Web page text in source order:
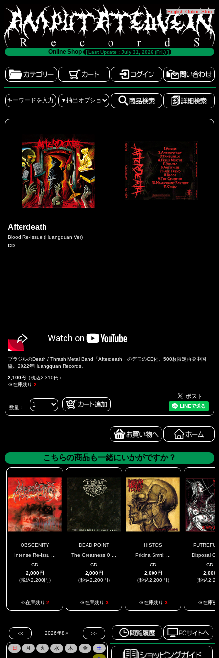
[English Online Store]
Online Shop [ Last Update : July 31, 2026 (Fri.) ]
Afterdeath
Blood Re-Issue (Huangquan Ver)
CD
ブラジルのDeath / Thrash Metal Band「Afterdeath」のデモのCD化。500枚限定再発中国
盤。2022年Huangquan Records。
2,100円 （税込2,310円）
※在庫残り 2
数量：
こちらの商品も一緒にいかがですか？
OBSCENITY
Intense Re-Issu ...
CD
2,000円
（税込2,200円）
※在庫残り 2
DEAD POINT
The Greatness O ...
CD
2,000円
（税込2,200円）
※在庫残り 3
HISTOS
Pricina Smrti: ...
CD
2,000円
（税込2,200円）
※在庫残り 3
Disposal Of
CD-R
2,000
（税込
※在庫残